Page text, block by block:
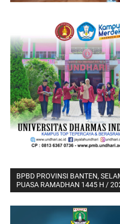
BPBD PROVINSI BANTEN,
PUASA RAMADHAN 1445 H /